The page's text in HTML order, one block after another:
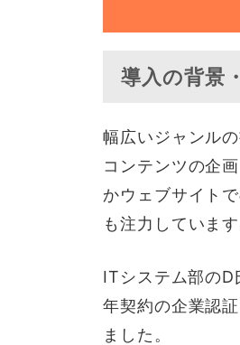
導入の背景
幅広いジャンル
コンテンツの企
かウェブサイト
も注力しています
ITシステム部のD
年契約の企業認
ました。